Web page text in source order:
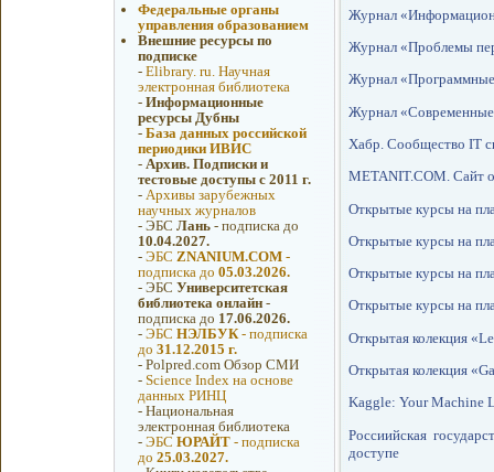
Федеральные органы
управления образованием
Внешние ресурсы по
подписке
- Elibrary. ru. Научная
электронная библиотека
- Информационные
ресурсы Дубны
- База данных российской
периодики ИВИС
- Архив. Подписки и
тестовые доступы с 2011 г.
- Архивы зарубежных
научных журналов
- ЭБС Лань- подписка до
10.04.2027.
- ЭБС ZNANIUM.COM-
подписка до 05.03.2026.
- ЭБС Университетская
библиотека онлайн-
подписка до 17.06.2026.
- ЭБС НЭЛБУК- подписка
до 31.12.2015 г.
- Polpred.com Обзор СМИ
- Science Index на основе
данных РИНЦ
- Национальная
электронная библиотека
- ЭБС ЮРАЙТ- подписка
до 25.03.2027.
Журнал
Журнал «Проблемы
Журнал
Журнал
Хабр. Сообщество IT
METANIT.COM. Сайт
Открытые курсы на
Открытые курсы на
Открытые курсы на
Открытые курсы на
Открытая колекция
Открытая колекция
Kaggle: Your Machine
Россиийская
доступе